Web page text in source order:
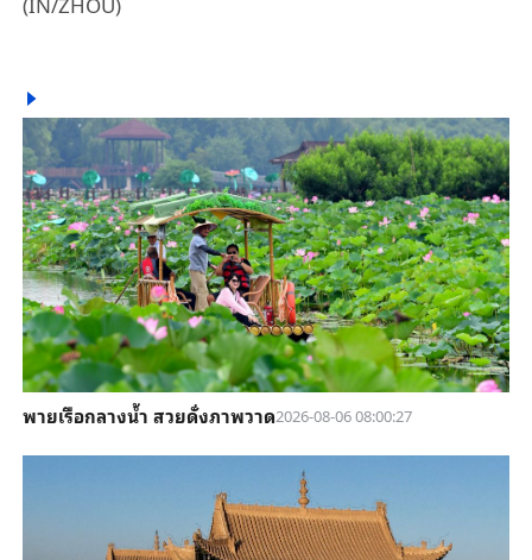
พายเรือกลางน้ำ สวยดั่งภาพวาด2026-08-06 08:00:27